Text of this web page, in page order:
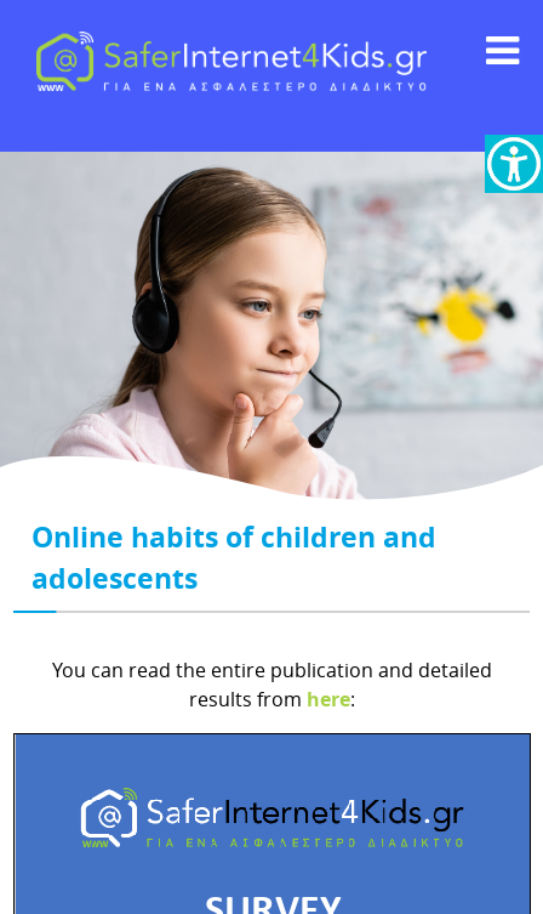
Online habits of children and
adolescents
You can read the entire publication and detailed
results from here: